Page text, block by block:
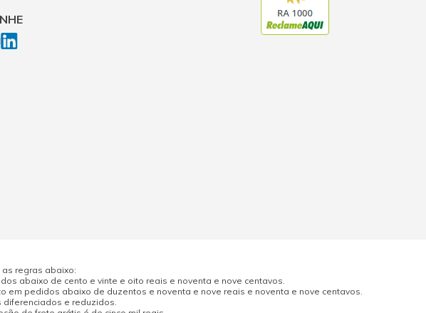
regras abaixo:
abaixo de cento e vinte e oito reais e noventa e nove centavos.
pedidos abaixo de duzentos e noventa e nove reais e noventa e nove centavos.
e reduzidos.